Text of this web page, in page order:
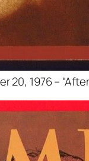
20, 1976 –